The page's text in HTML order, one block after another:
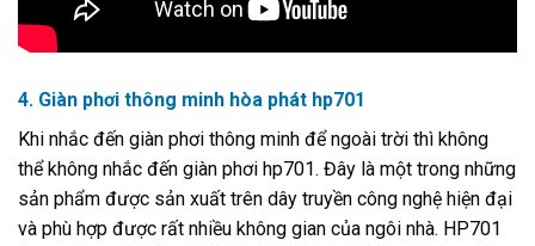
4. Giàn phơi thông minh hòa phát hp701
Khi nhắc đến giàn phơi thông minh để ngoài trời thì không
thể không nhắc đến giàn phơi hp701. Đây là một trong những
sản phẩm được sản xuất trên dây truyền công nghệ hiện đại
và phù hợp được rất nhiều không gian của ngôi nhà. HP701